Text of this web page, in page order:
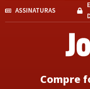
ASSINATURAS
Compre